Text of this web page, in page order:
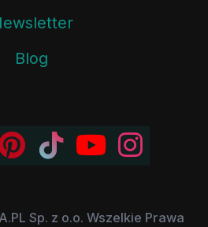
Blog
Sp. z o.o. Wszelkie Prawa